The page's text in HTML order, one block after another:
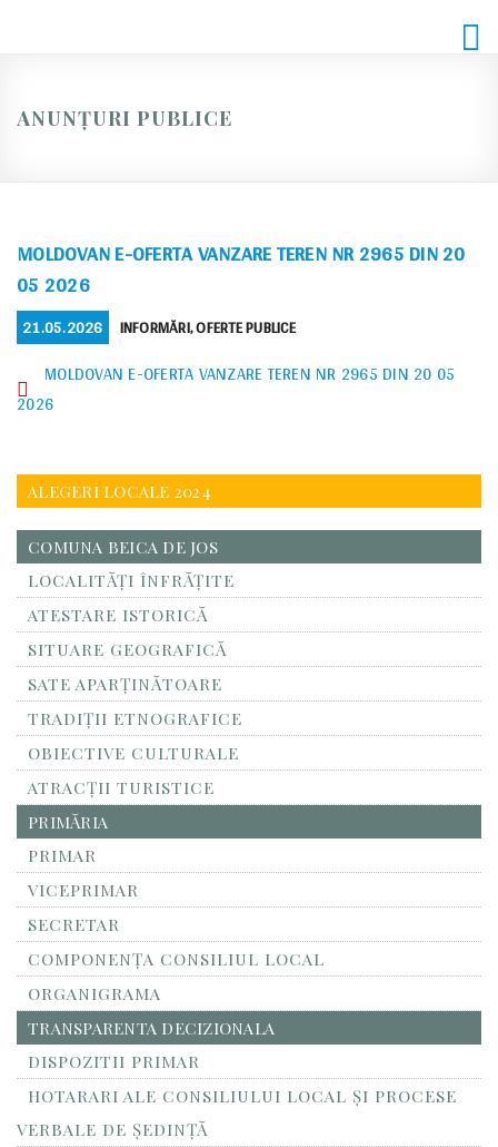
ANUNȚURI PUBLICE
MOLDOVAN E-OFERTA VANZARE TEREN NR 2965 DIN 20
05 2026
POSTED
ON
21.05.2026 CATEGORIES
INFORMĂRI,OFERTE PUBLICE
MOLDOVAN E-OFERTA VANZARE TEREN NR 2965 DIN 20 05
2026
ALEGERI LOCALE 2024
COMUNA BEICA DE JOS
LOCALITĂŢI ÎNFRĂŢITE
ATESTARE ISTORICĂ
SITUARE GEOGRAFICĂ
SATE APARȚINĂTOARE
TRADIȚII ETNOGRAFICE
OBIECTIVE CULTURALE
ATRACȚII TURISTICE
PRIMĂRIA
PRIMAR
VICEPRIMAR
SECRETAR
COMPONENȚA CONSILIUL LOCAL
ORGANIGRAMA
TRANSPARENTA DECIZIONALA
DISPOZITII PRIMAR
HOTARARI ALE CONSILIULUI LOCAL ȘI PROCESE
VERBALE DE ȘEDINȚĂ